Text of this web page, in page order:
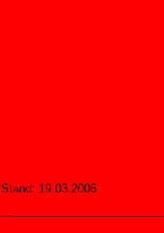
Stand: 19.03.2006